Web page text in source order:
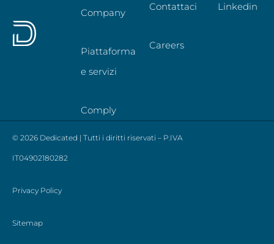
Company
Piattaforma
e servizi
Comply
Contattaci
Careers
Linkedin
© 2026 Dedicated | Tutti i diritti riservati – P.IVA
IT04902180282
Privacy Policy
Sitemap